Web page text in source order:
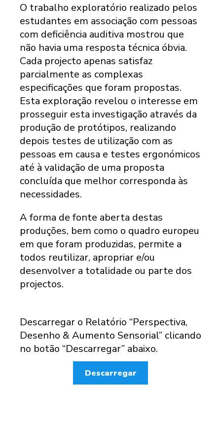
O trabalho exploratório realizado pelos
estudantes em associação com pessoas
com deficiência auditiva mostrou que
não havia uma resposta técnica óbvia.
Cada projecto apenas satisfaz
parcialmente as complexas
especificações que foram propostas.
Esta exploração revelou o interesse em
prosseguir esta investigação através da
produção de protótipos, realizando
depois testes de utilização com as
pessoas em causa e testes ergonómicos
até à validação de uma proposta
concluída que melhor corresponda às
necessidades.
A forma de fonte aberta destas
produções, bem como o quadro europeu
em que foram produzidas, permite a
todos reutilizar, apropriar e/ou
desenvolver a totalidade ou parte dos
projectos.
Descarregar o Relatório “Perspectiva,
Desenho & Aumento Sensorial” clicando
no botão “Descarregar” abaixo.
Descarregar